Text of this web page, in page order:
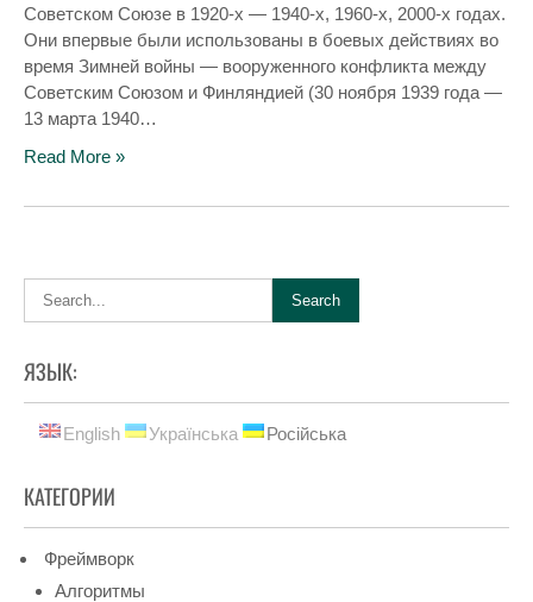
Советском Союзе в 1920-х — 1940-х, 1960-х, 2000-х годах.
Они впервые были использованы в боевых действиях во
время Зимней войны — вооруженного конфликта между
Советским Союзом и Финляндией (30 ноября 1939 года —
13 марта 1940…
Read More »
ЯЗЫК:
English Українська Російська
КАТЕГОРИИ
Фреймворк
Алгоритмы